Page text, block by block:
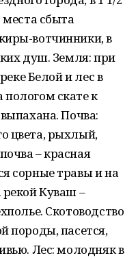
места сбыта
вотчинники, в
душ. Земля: при
Белой и лес в
скате к
Почва:
цвета, рыхлый,
– красная
сорные травы и на
рекой Куваш –
Скотоводство
породы, пасется,
Лес: молодняк в